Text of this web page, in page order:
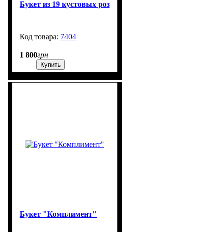
Букет из 19 кустовых роз
7404
1 800грн
Купить
Букет "Комплимент"